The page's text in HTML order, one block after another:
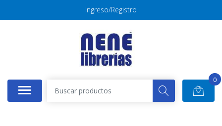
Ingreso/Registro
0